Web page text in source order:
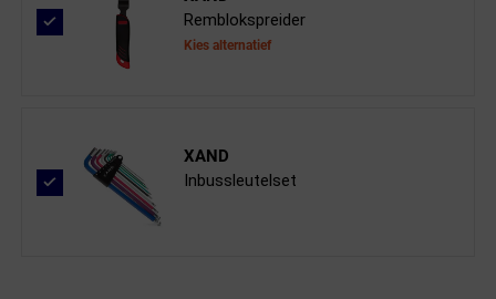
Remblokspreider
Kies alternatief
XAND
Inbussleutelset